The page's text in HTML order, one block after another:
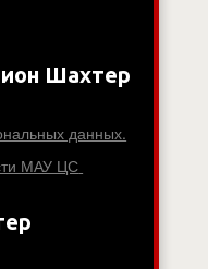
Шахтер
данных.
МАУ ЦС